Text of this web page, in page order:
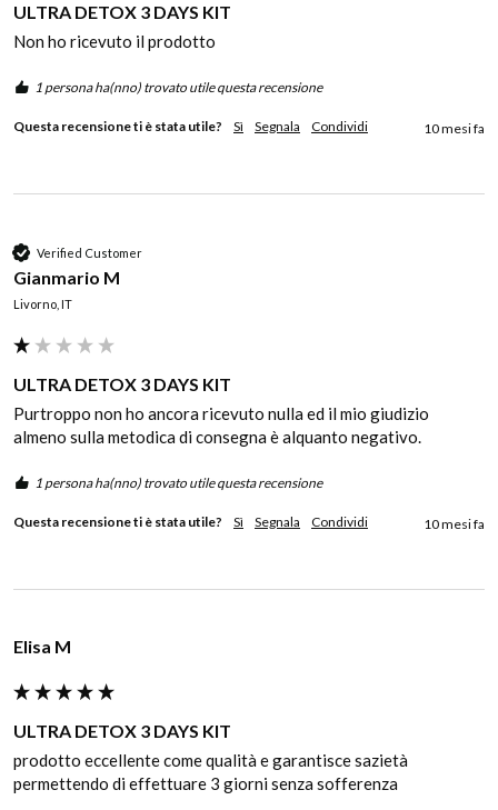
ULTRA DETOX 3 DAYS KIT
Non ho ricevuto il prodotto
1 persona ha(nno) trovato utile questa recensione
Questa recensione ti è stata utile? Sì Segnala Condividi 10 mesi fa
Verified Customer
Gianmario M
Livorno, IT
ULTRA DETOX 3 DAYS KIT
Purtroppo non ho ancora ricevuto nulla ed il mio giudizio
almeno sulla metodica di consegna è alquanto negativo.
1 persona ha(nno) trovato utile questa recensione
Questa recensione ti è stata utile? Sì Segnala Condividi 10 mesi fa
Elisa M
ULTRA DETOX 3 DAYS KIT
prodotto eccellente come qualità e garantisce sazietà
permettendo di effettuare 3 giorni senza sofferenza